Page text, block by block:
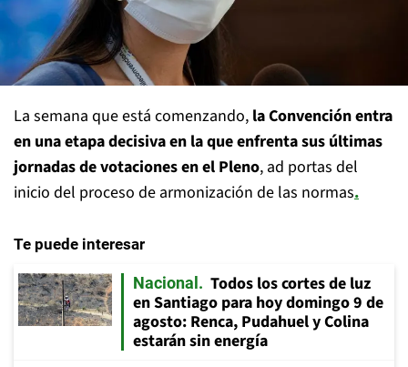
La semana que está comenzando, la Convención entra
en una etapa decisiva en la que enfrenta sus últimas
jornadas de votaciones en el Pleno, ad portas del
inicio del proceso de armonización de las normas.
Te puede interesar
Nacional
Todos los cortes de luz
en Santiago para hoy domingo 9 de
agosto: Renca, Pudahuel y Colina
estarán sin energía